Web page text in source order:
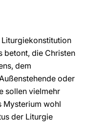
Liturgiekonstitution
betont, die Christen
dem
oder
sollen vielmehr
Mysterium wohl
der Liturgie